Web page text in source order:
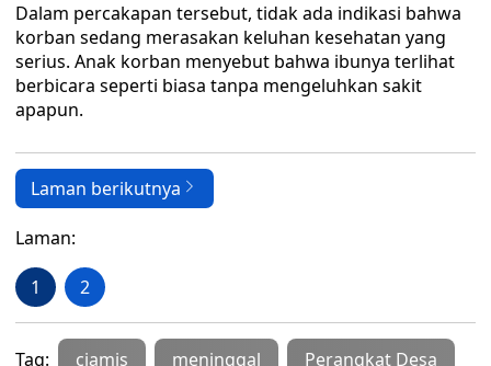
Dalam percakapan tersebut, tidak ada indikasi bahwa
korban sedang merasakan keluhan kesehatan yang
serius. Anak korban menyebut bahwa ibunya terlihat
berbicara seperti biasa tanpa mengeluhkan sakit
apapun.
Laman berikutnya
Laman:
1 2
Tag: ciamis meninggal Perangkat Desa